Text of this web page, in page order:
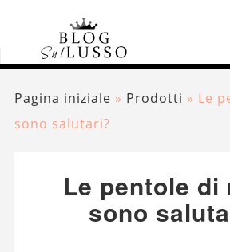
Pagina iniziale » Prodotti » Le
sono salutari?
Le pentole di
sono